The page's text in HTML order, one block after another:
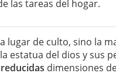
las tareas del hogar.
lugar de culto, sino la
estatua del dios y sus
reducidas dimensiones